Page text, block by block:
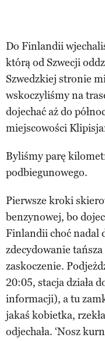
Do Finlandii
którą od Szwecji
Szwedzkiej stronie
wskoczyliśmy na
dojechać aż do
miejscowości
Byliśmy parę
podbiegunowego.
Pierwsze kroki
benzynowej, bo
Finlandii choć nadal
zdecydowanie
zaskoczenie.
20:05, stacja działa
informacji), a tu
jakaś kobietka,
odjechała. ‘Nosz